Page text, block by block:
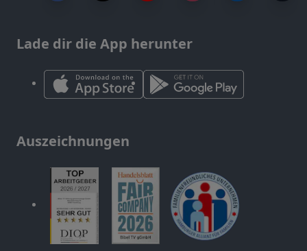
Lade dir die App herunter
Auszeichnungen